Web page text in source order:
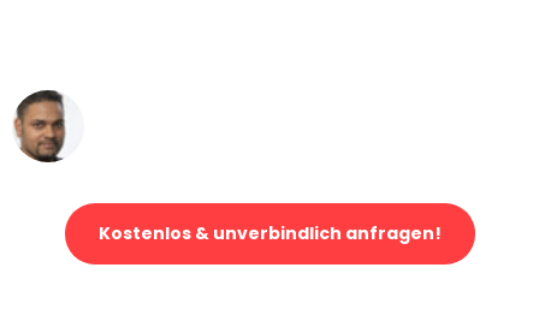
Kostenlos & unverbindlich anfragen!